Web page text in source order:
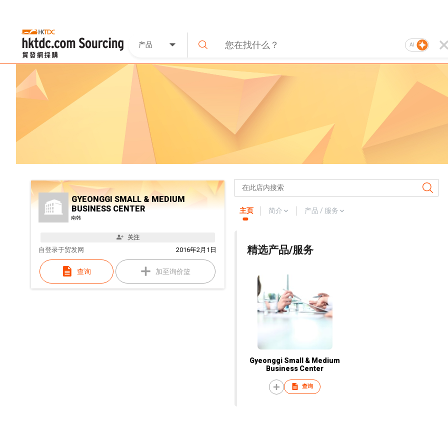
产品 AI
GYEONGGI SMALL & MEDIUM
BUSINESS CENTER
南韩
关注
自 2016年2月1日
登录于贸发网
查询 加至询价篮
主页 简介 产品 / 服务
精选产品/服务
Gyeonggi Small & Medium
Business Center
查询